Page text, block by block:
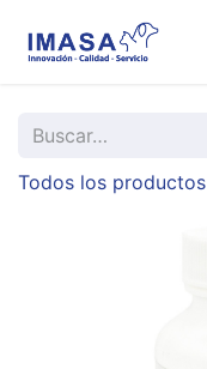
Todos los productos